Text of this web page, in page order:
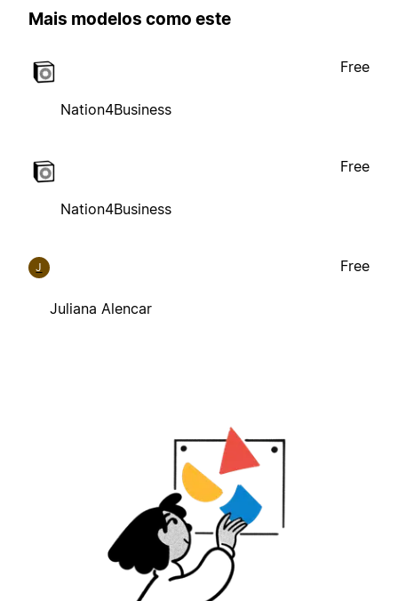
Mais modelos como este
Nation4Business
Free
Nation4Business
Free
J
Juliana Alencar
Free